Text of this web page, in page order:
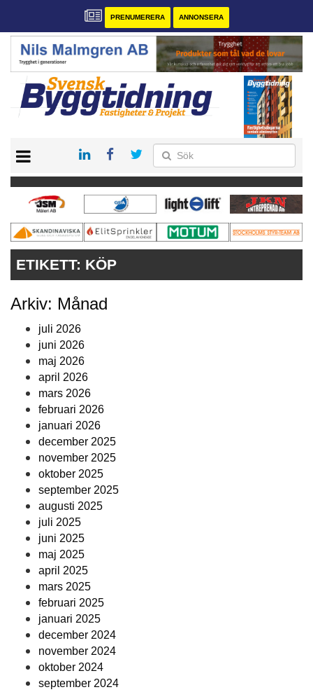
PRENUMERERA ANNONSERA
PRENUMERERA
VÅRA ANDRA MAGASIN
ANNONSERA
KONTAKT
ETIKETT: KÖP
Arkiv: Månad
juli 2026
juni 2026
maj 2026
april 2026
mars 2026
februari 2026
januari 2026
december 2025
november 2025
oktober 2025
september 2025
augusti 2025
juli 2025
juni 2025
maj 2025
april 2025
mars 2025
februari 2025
januari 2025
december 2024
november 2024
oktober 2024
september 2024